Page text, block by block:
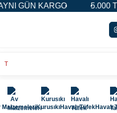
KARGO 5.000 TL
MalzemeleriKurusıkıHavalı TüfekHavalı